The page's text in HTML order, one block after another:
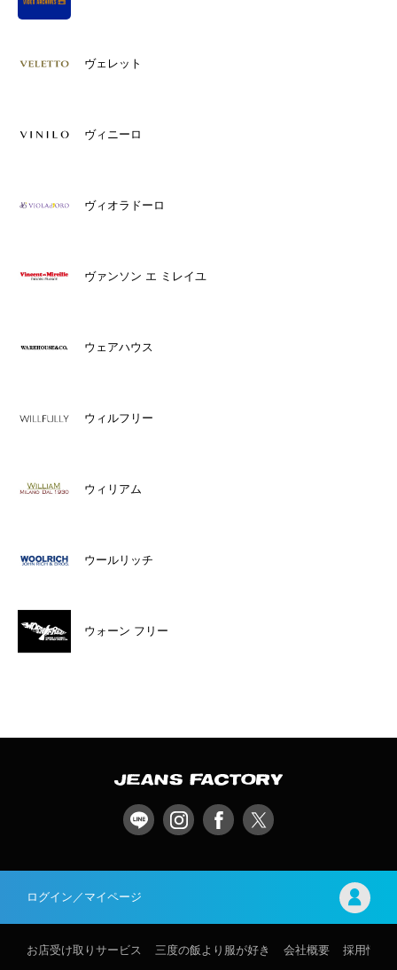
ヴェレット
ヴィニーロ
ヴィオラドーロ
ヴァンソン エ ミレイユ
ウェアハウス
ウィルフリー
ウィリアム
ウールリッチ
ウォーン フリー
ログイン／マイページ
お店受け取りサービス 三度の飯より服が好き 会社概要 採用情報